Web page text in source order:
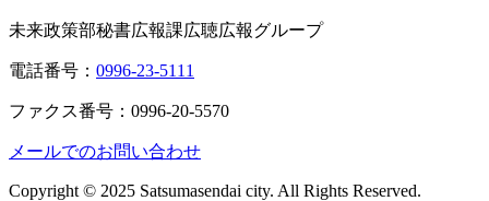
未来政策部秘書広報課広聴広報グループ
電話番号： 0996-23-5111
ファクス番号：0996-20-5570
メールでのお問い合わせ
Copyright © 2025 Satsumasendai city. All Rights Reserved.